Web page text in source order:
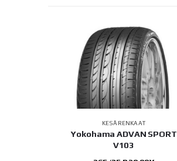
KESÄRENKAAT
Yokohama ADVAN SPORT
V103